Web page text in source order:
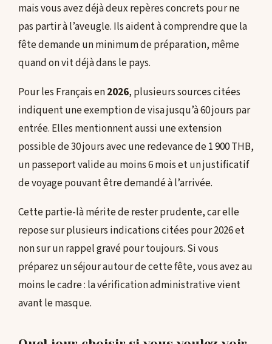
mais vous avez déjà deux repères concrets pour ne
pas partir à l’aveugle. Ils aident à comprendre que la
fête demande un minimum de préparation, même
quand on vit déjà dans le pays.
Pour les Français en2026, plusieurs sources citées
indiquent une exemption de visa jusqu’à 60 jours par
entrée. Elles mentionnent aussi une extension
possible de 30 jours avec une redevance de 1 900 THB,
un passeport valide au moins 6 mois et un justificatif
de voyage pouvant être demandé à l’arrivée.
Cette partie-là mérite de rester prudente, car elle
repose sur plusieurs indications citées pour 2026 et
non sur un rappel gravé pour toujours. Si vous
préparez un séjour autour de cette fête, vous avez au
moins le cadre : la vérification administrative vient
avant le masque.